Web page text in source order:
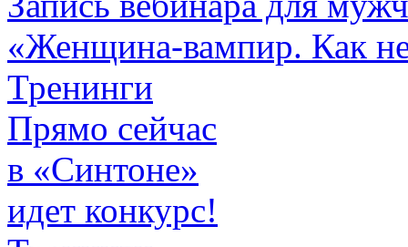
«Женщина-вампир. Как не
Тренинги
Прямо сейчас
в «Синтоне»
идет конкурс!